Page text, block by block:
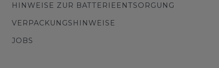
HINWEISE ZUR BATTERIEENTSORGUNG
VERPACKUNGSHINWEISE
JOBS